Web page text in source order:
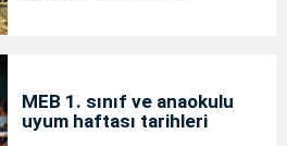
MEB 1. sınıf ve anaokulu
uyum haftası tarihleri